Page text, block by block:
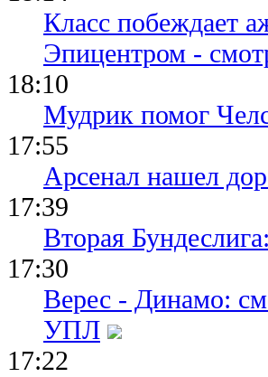
Класс побеждает
Эпицентром -
18:10
Мудрик помог
17:55
Арсенал нашел
17:39
Вторая
17:30
Верес - Динамо:
УПЛ
17:22